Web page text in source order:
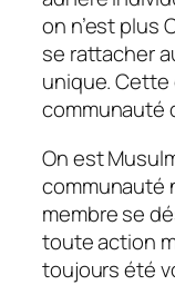
on n’est plus
se rattacher
unique. Cette
communauté
On est
communauté
membre se
toute action
toujours été